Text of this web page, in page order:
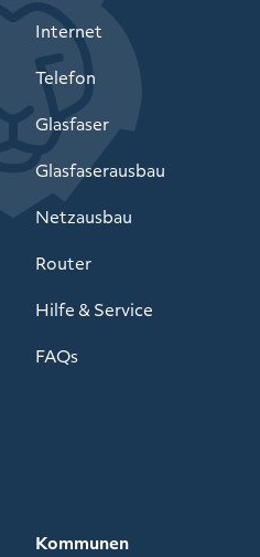
Internet
Telefon
Glasfaser
Glasfaserausbau
Netzausbau
Router
Hilfe & Service
FAQs
Kommunen